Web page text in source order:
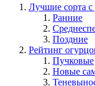
Лучшие сорта с
Ранние
Поздние
Рейтинг
Пучковые
Новые